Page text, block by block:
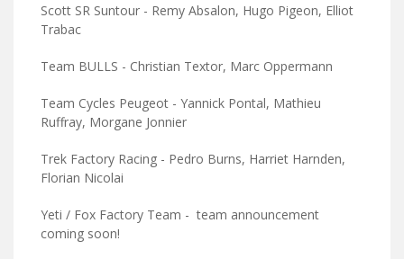
Scott SR Suntour - Remy Absalon, Hugo Pigeon, Elliot
Trabac
Team BULLS - Christian Textor, Marc Oppermann
Team Cycles Peugeot - Yannick Pontal, Mathieu
Ruffray, Morgane Jonnier
Trek Factory Racing - Pedro Burns, Harriet Harnden,
Florian Nicolai
Yeti / Fox Factory Team - team announcement
coming soon!